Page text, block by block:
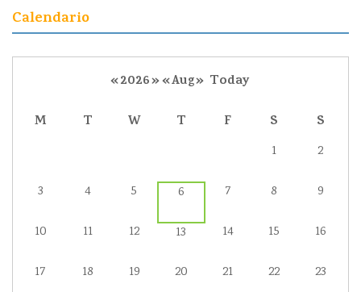
Calendario
«2026»«Aug» Today
M
T W T F S S
1 2
3 4 5 6 7 8 9
10 11 12 13 14 15 16
17 18 19 20 21 22 23